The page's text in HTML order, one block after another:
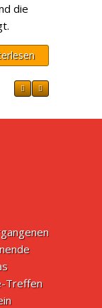
die
Treffen